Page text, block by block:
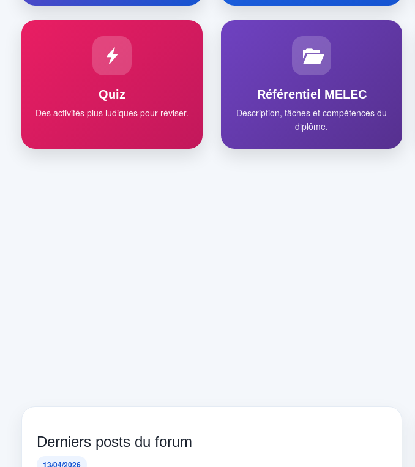
Quiz
Des activités plus ludiques pour réviser.
Référentiel MELEC
Description, tâches et compétences du
diplôme.
Derniers posts du forum
13/04/2026